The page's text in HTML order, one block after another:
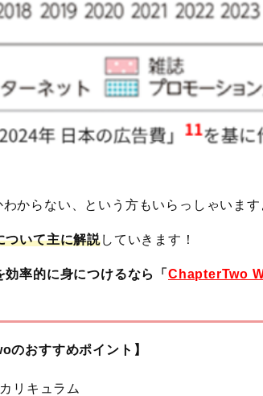
からない、という方もいらっしゃいます
ついて主に解説していきます！
率的に身につけるなら「 ChapterTwo
のおすすめポイント】
リキュラム